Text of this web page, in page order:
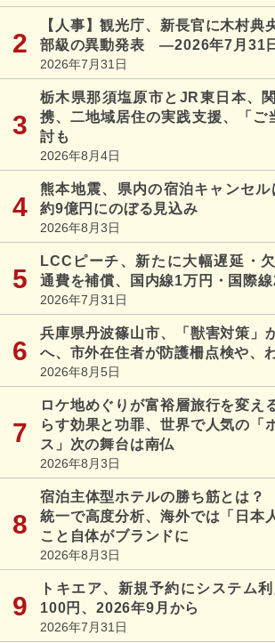
【人事】観光庁、新長官に木村典
部級の異動発表 ―2026年7月31
2026年7月31日
栃木県那須塩原市とJR東日本、
携、二地域居住の実践支援、「ご
討も
2026年8月4日
熊本地震、県内の宿泊キャンセル
約9億円にのぼる見込み
2026年8月3日
LCCピーチ、新たに大幅遅延・
通費を補償、国内線1万円・国際
2026年7月31日
兵庫県丹波篠山市、「獣害対策」
へ、市外在住者が防護柵点検や、
2026年8月5日
ロケ地めぐりが富裕層旅行を変え
らす効果と功罪、世界で人気の「
ス」次の舞台は南仏
2026年8月3日
宿泊主体型ホテルの勝ち筋とは
統一で高度分析、海外では「日本
こと自体がブランドに
2026年8月3日
トキエア、新規予約にシステム
100円、2026年9月から
2026年7月31日